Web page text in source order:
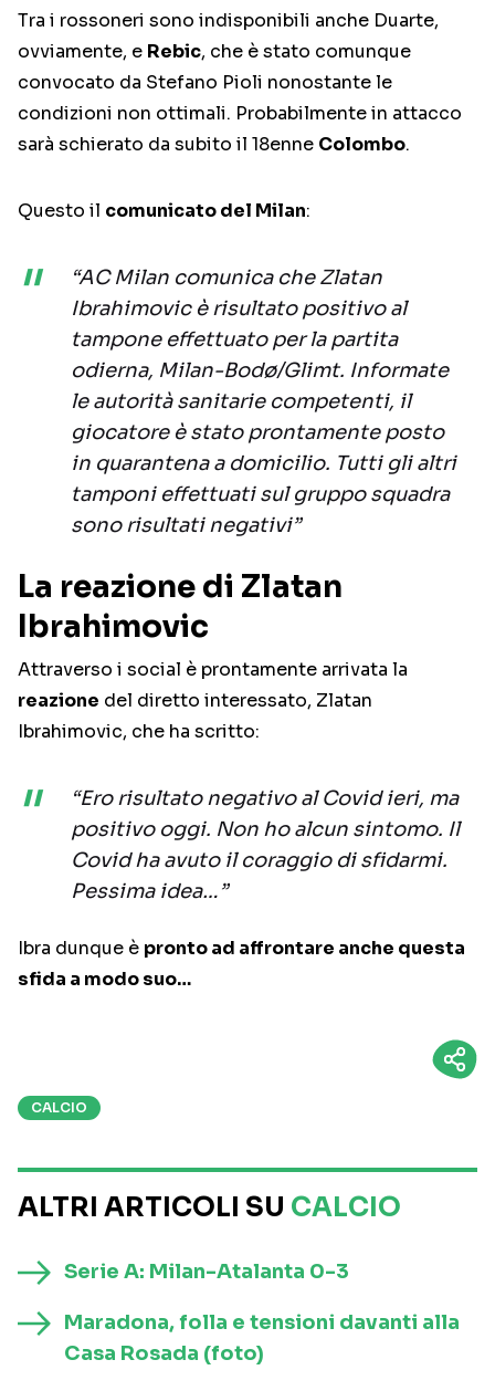
Tra i rossoneri sono indisponibili anche Duarte,
ovviamente, e Rebic, che è stato comunque
convocato da Stefano Pioli nonostante le
condizioni non ottimali. Probabilmente in attacco
sarà schierato da subito il 18enne Colombo.
Questo il comunicato del Milan:
“AC Milan comunica che Zlatan
Ibrahimovic è risultato positivo al
tampone effettuato per la partita
odierna, Milan-Bodø/Glimt. Informate
le autorità sanitarie competenti, il
giocatore è stato prontamente posto
in quarantena a domicilio. Tutti gli altri
tamponi effettuati sul gruppo squadra
sono risultati negativi”
La reazione di Zlatan
Ibrahimovic
Attraverso i social è prontamente arrivata la
reazione del diretto interessato, Zlatan
Ibrahimovic, che ha scritto:
“Ero risultato negativo al Covid ieri, ma
positivo oggi. Non ho alcun sintomo. Il
Covid ha avuto il coraggio di sfidarmi.
Pessima idea…”
Ibra dunque è pronto ad affrontare anche questa
sfida a modo suo…
CALCIO
ALTRI ARTICOLI SU CALCIO
Serie A: Milan-Atalanta 0-3
Maradona, folla e tensioni davanti alla
Casa Rosada (foto)